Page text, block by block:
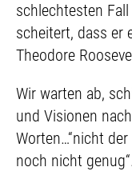
schlechtesten
scheitert, dass er
Theodore
Wir warten ab,
und Visionen
Worten…“nicht
noch nicht